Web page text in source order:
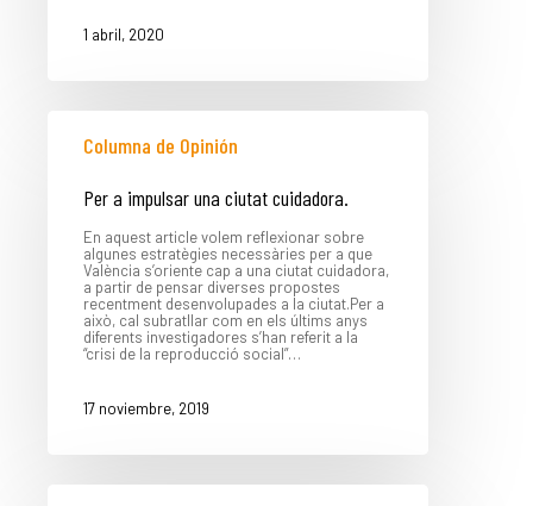
1 abril, 2020
Columna de Opinión
Per a impulsar una ciutat cuidadora.
En aquest article volem reflexionar sobre
algunes estratègies necessàries per a que
València s’oriente cap a una ciutat cuidadora,
a partir de pensar diverses propostes
recentment desenvolupades a la ciutat.Per a
això, cal subratllar com en els últims anys
diferents investigadores s’han referit a la
“crisi de la reproducció social”…
17 noviembre, 2019